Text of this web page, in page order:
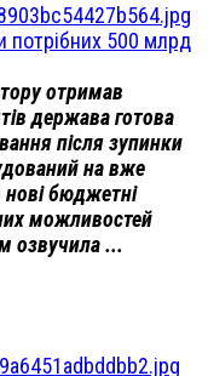
потрібних 500 млрд
отримав
держава готова
після зупинки
на вже
нові бюджетні
можливостей
озвучила ...